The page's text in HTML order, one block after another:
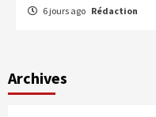
6 jours ago Rédaction
Archives